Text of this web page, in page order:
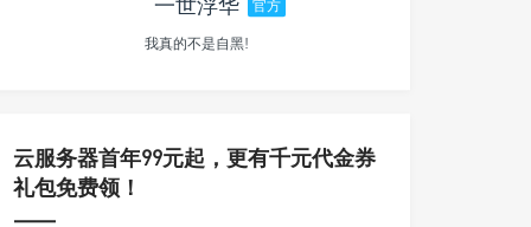
官方
我真的不是自黑!
云服务器首年99元起，更有千元代金券
礼包免费领！